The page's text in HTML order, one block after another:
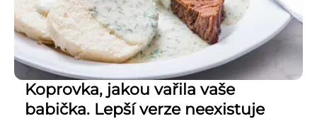
Koprovka, jakou vařila vaše
babička. Lepší verze neexistuje